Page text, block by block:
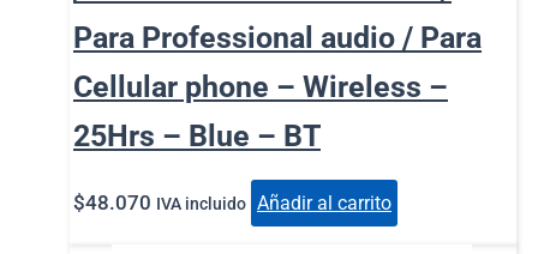
Para Professional audio / Para
Cellular phone – Wireless –
25Hrs – Blue – BT
$48.070 IVA incluido Añadir al carrito